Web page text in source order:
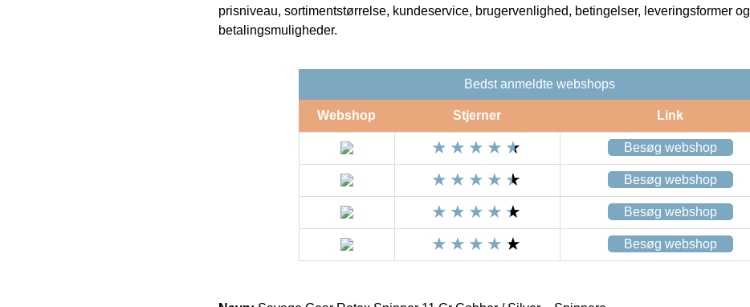
prisniveau, sortimentstørrelse, kundeservice, brugervenlighed, betingelser, leveringsformer og
betalingsmuligheder.
Bedst anmeldte webshops
Webshop Stjerner Link
Besøg webshop
Besøg webshop
Besøg webshop
Besøg webshop